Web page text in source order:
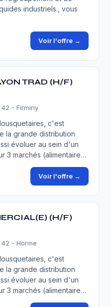
industriels., vous
Voir l'offre →
TRAD (H/F)
42 - Firminy
c'est
la grande distribution
évoluer au sein d'un
3 marchés (alimentaire…
Voir l'offre →
(H/F)
42 - Horme
c'est
la grande distribution
évoluer au sein d'un
3 marchés (alimentaire…